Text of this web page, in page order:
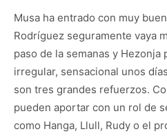
Musa ha entrado con muy
Rodríguez seguramente vaya
paso de la semanas y Hezonja
irregular, sensacional unos
son tres grandes refuerzos.
pueden aportar con un rol de
como Hanga, Llull, Rudy o el